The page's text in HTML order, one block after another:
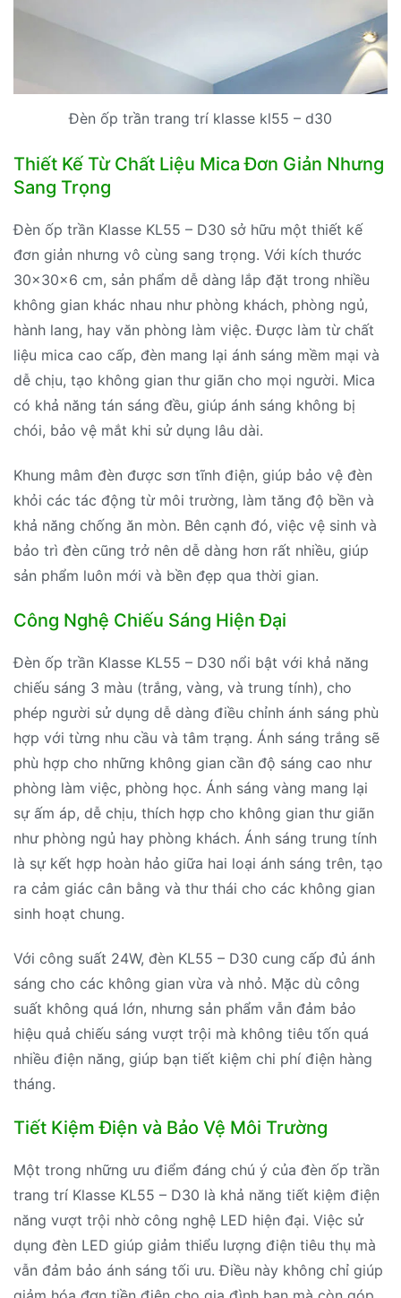
Đèn ốp trần trang trí klasse kl55 – d30
Thiết Kế Từ Chất Liệu Mica Đơn Giản Nhưng
Sang Trọng
Đèn ốp trần Klasse KL55 – D30 sở hữu một thiết kế
đơn giản nhưng vô cùng sang trọng. Với kích thước
30x30x6 cm, sản phẩm dễ dàng lắp đặt trong nhiều
không gian khác nhau như phòng khách, phòng ngủ,
hành lang, hay văn phòng làm việc. Được làm từ chất
liệu mica cao cấp, đèn mang lại ánh sáng mềm mại và
dễ chịu, tạo không gian thư giãn cho mọi người. Mica
có khả năng tán sáng đều, giúp ánh sáng không bị
chói, bảo vệ mắt khi sử dụng lâu dài.
Khung mâm đèn được sơn tĩnh điện, giúp bảo vệ đèn
khỏi các tác động từ môi trường, làm tăng độ bền và
khả năng chống ăn mòn. Bên cạnh đó, việc vệ sinh và
bảo trì đèn cũng trở nên dễ dàng hơn rất nhiều, giúp
sản phẩm luôn mới và bền đẹp qua thời gian.
Công Nghệ Chiếu Sáng Hiện Đại
Đèn ốp trần Klasse KL55 – D30 nổi bật với khả năng
chiếu sáng 3 màu (trắng, vàng, và trung tính), cho
phép người sử dụng dễ dàng điều chỉnh ánh sáng phù
hợp với từng nhu cầu và tâm trạng. Ánh sáng trắng sẽ
phù hợp cho những không gian cần độ sáng cao như
phòng làm việc, phòng học. Ánh sáng vàng mang lại
sự ấm áp, dễ chịu, thích hợp cho không gian thư giãn
như phòng ngủ hay phòng khách. Ánh sáng trung tính
là sự kết hợp hoàn hảo giữa hai loại ánh sáng trên, tạo
ra cảm giác cân bằng và thư thái cho các không gian
sinh hoạt chung.
Với công suất 24W, đèn KL55 – D30 cung cấp đủ ánh
sáng cho các không gian vừa và nhỏ. Mặc dù công
suất không quá lớn, nhưng sản phẩm vẫn đảm bảo
hiệu quả chiếu sáng vượt trội mà không tiêu tốn quá
nhiều điện năng, giúp bạn tiết kiệm chi phí điện hàng
tháng.
Tiết Kiệm Điện và Bảo Vệ Môi Trường
Một trong những ưu điểm đáng chú ý của đèn ốp trần
trang trí Klasse KL55 – D30 là khả năng tiết kiệm điện
năng vượt trội nhờ công nghệ LED hiện đại. Việc sử
dụng đèn LED giúp giảm thiểu lượng điện tiêu thụ mà
vẫn đảm bảo ánh sáng tối ưu. Điều này không chỉ giúp